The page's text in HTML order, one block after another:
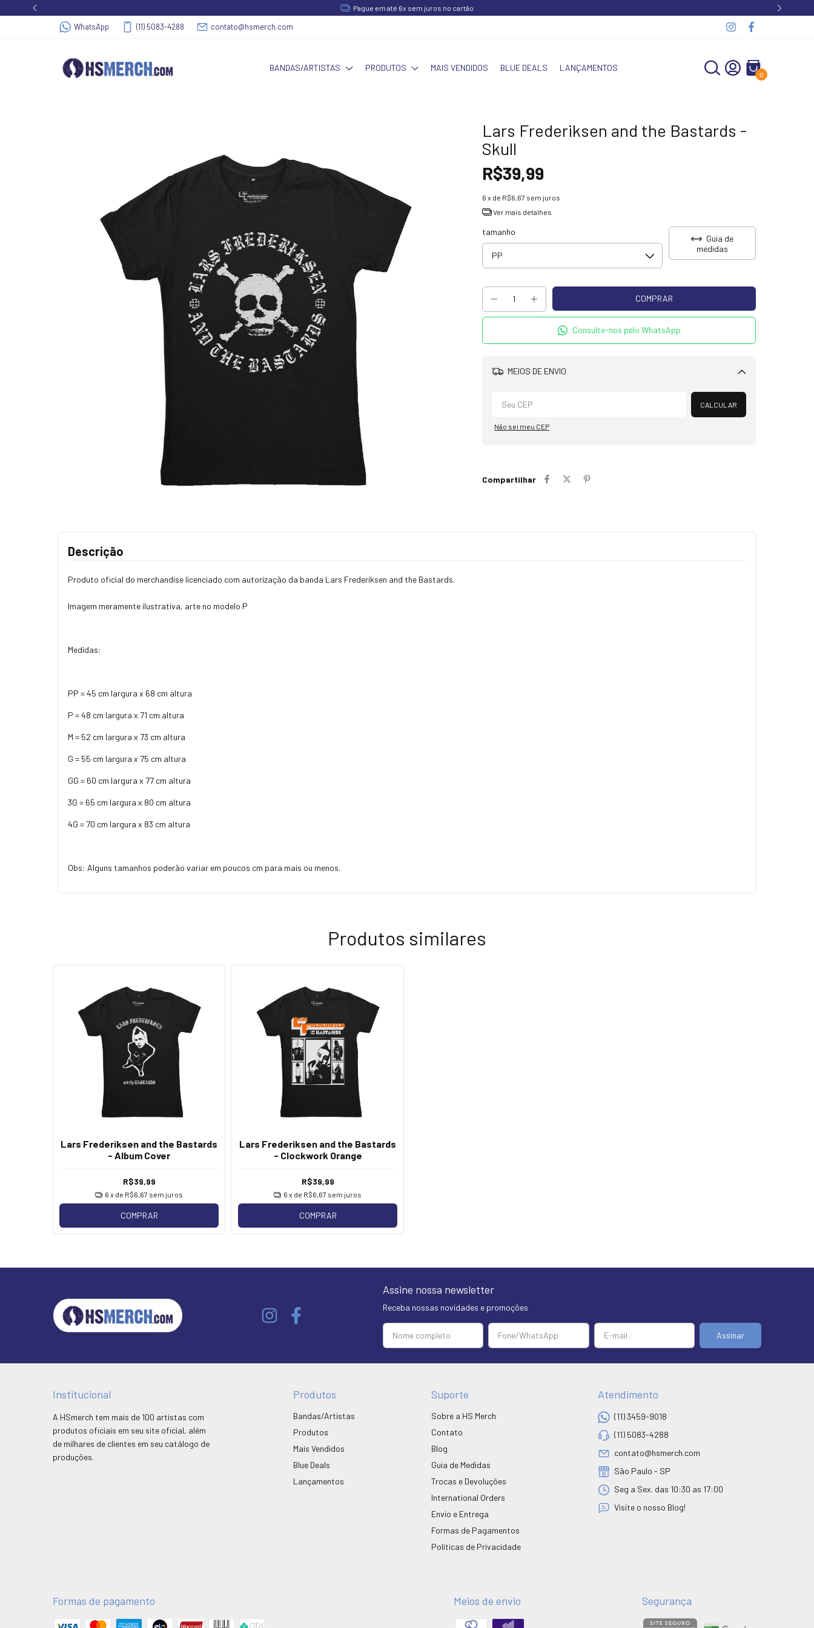
Pague em até 6x sem juros no cartão
WhatsApp (11) 5083-4288 contato@hsmerch.com
BANDAS/ARTISTAS PRODUTOS MAIS VENDIDOS BLUE DEALS LANÇAMENTOS
0
Lars Frederiksen and the Bastards -
Skull
R$39,99
6 x de R$6,67 sem juros
Ver mais detalhes
tamanho
Guia de
medidas
Consulte-nos pelo WhatsApp
MEIOS DE ENVIO
Alterar CEP
CALCULAR
Não sei meu CEP
Compartilhar
Descrição
Produto oficial do merchandise licenciado com autorização da banda Lars Frederiksen and the Bastards.
Imagem meramente ilustrativa, arte no modelo P
Medidas:
PP = 45 cm largura x 68 cm altura
P = 48 cm largura x 71 cm altura
M = 52 cm largura x 73 cm altura
G = 55 cm largura x 75 cm altura
GG = 60 cm largura x 77 cm altura
3G = 65 cm largura x 80 cm altura
4G = 70 cm largura x 83 cm altura
Obs: Alguns tamanhos poderão variar em poucos cm para mais ou menos.
Produtos similares
Lars Frederiksen and the Bastards
- Album Cover
R$39,99
6 x de R$6,67 sem juros
COMPRAR
Lars Frederiksen and the Bastards
- Clockwork Orange
R$39,99
6 x de R$6,67 sem juros
COMPRAR
Assine nossa newsletter
Receba nossas novidades e promoções
Institucional
A HSmerch tem mais de 100 artistas com
produtos oficiais em seu site oficial, além
de milhares de clientes em seu catálogo de
produções.
Produtos
Bandas/Artistas
Produtos
Mais Vendidos
Blue Deals
Lançamentos
Suporte
Sobre a HS Merch
Contato
Blog
Guia de Medidas
Trocas e Devoluções
International Orders
Envio e Entrega
Formas de Pagamentos
Políticas de Privacidade
Atendimento
(11) 3459-9018
(11) 5083-4288
contato@hsmerch.com
São Paulo - SP
Seg a Sex. das 10:30 as 17:00
Visite o nosso Blog!
Formas de pagamento Meios de envio Segurança